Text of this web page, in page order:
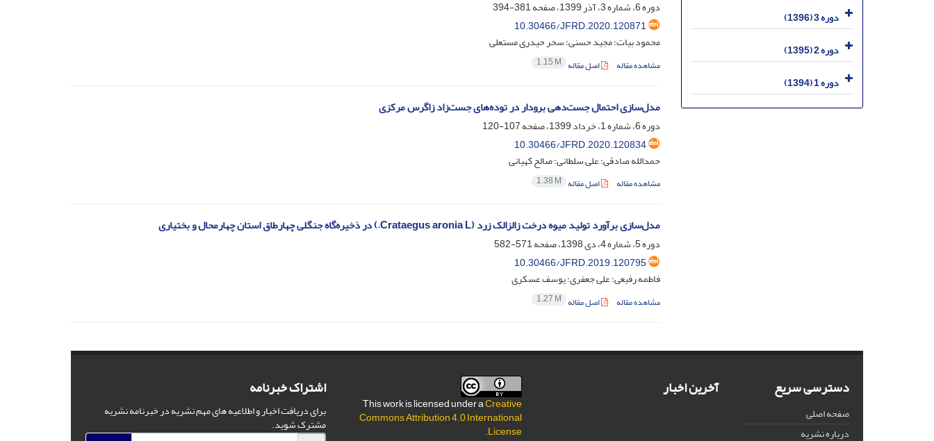
دوره 6، شماره 3، آذر 1399، صفحه
381-394
10.30466/JFRD.2020.120871
محمود بیات؛ مجید حسنی؛ سحر حیدری مستعلی
مشاهده مقاله اصل مقاله 1.15 M
مدل‌سازی احتمال جست‌دهی برودار در توده‌های جست‌زاد زاگرس مرکزی
دوره 6، شماره 1، خرداد 1399، صفحه
107-120
10.30466/JFRD.2020.120834
حمدالله صادقی؛ علی سلطانی؛ صالح کهیانی
مشاهده مقاله اصل مقاله 1.38 M
مدل‌سازی برآورد تولید میوه درخت زالزالک زرد (Crataegus aronia L.) در ذخیره‌گاه جنگلی چهارطاق استان چهارمحال و بختیاری‌
دوره 5، شماره 4، دی 1398، صفحه
571-582
10.30466/JFRD.2019.120795
فاطمه رفیعی؛ علی جعفری؛ یوسف عسکری
مشاهده مقاله اصل مقاله 1.27 M
دوره 3 (1396)
دوره 2 (1395)
دوره 1 (1394)
دسترسی سریع
صفحه اصلی
درباره نشریه
آخرین اخبار
This work is licensed under aCreative
Commons Attribution 4.0 International
License
.
اشتراک خبرنامه
برای دریافت اخبار و اطلاعیه های مهم نشریه در خبرنامه نشریه
مشترک شوید.